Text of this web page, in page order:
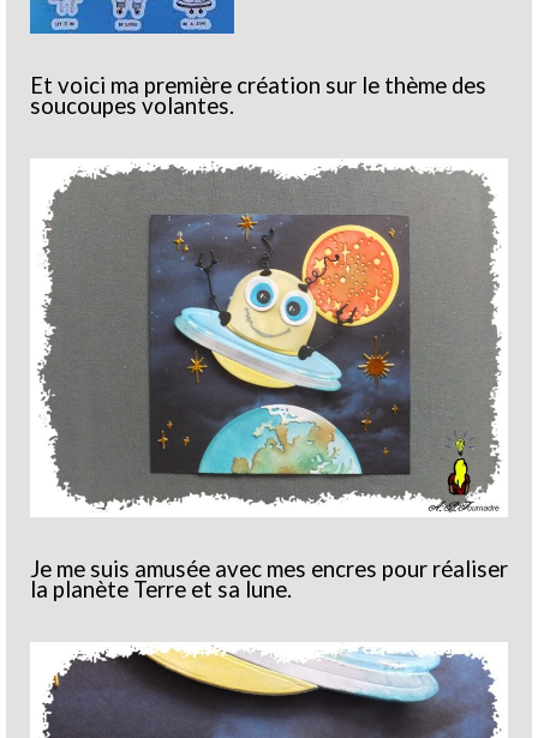
Et voici ma première création sur le thème des
soucoupes volantes.
Je me suis amusée avec mes encres pour réaliser
la planète Terre et sa lune.